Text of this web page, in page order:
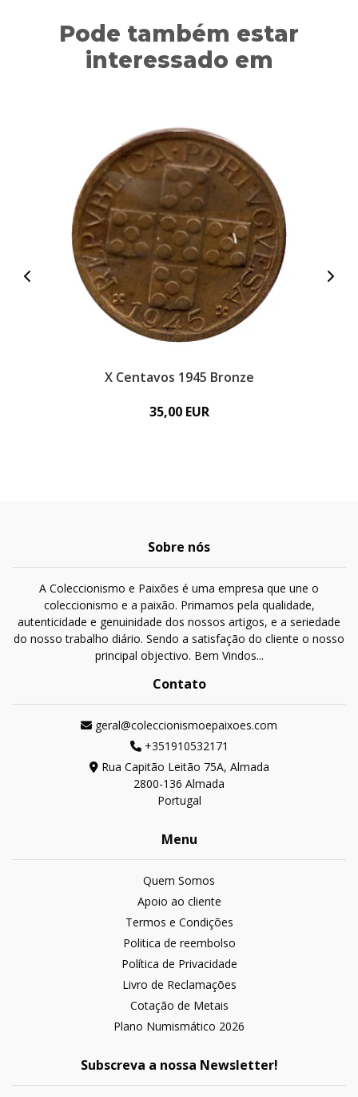
Pode também estar
interessado em
X Centavos 1945 Bronze
35,00 EUR
Sobre nós
A Coleccionismo e Paixões é uma empresa que une o
coleccionismo e a paixão. Primamos pela qualidade,
autenticidade e genuinidade dos nossos artigos, e a seriedade
do nosso trabalho diário. Sendo a satisfação do cliente o nosso
principal objectivo. Bem Vindos...
Contato
geral@coleccionismoepaixoes.com
+351910532171
Rua Capitão Leitão 75A, Almada
2800-136 Almada
Portugal
Menu
Quem Somos
Apoio ao cliente
Termos e Condições
Politica de reembolso
Política de Privacidade
Livro de Reclamações
Cotação de Metais
Plano Numismático 2026
Subscreva a nossa Newsletter!